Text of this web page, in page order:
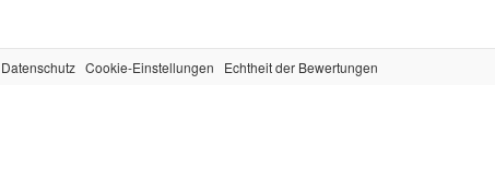
Datenschutz Cookie-Einstellungen Echtheit der Bewertungen